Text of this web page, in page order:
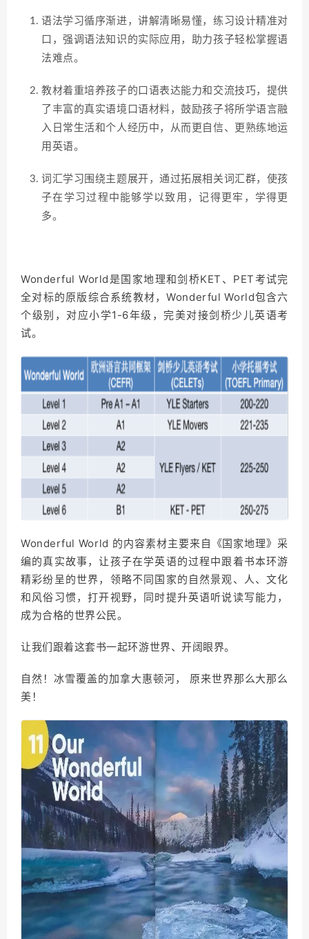
语法学习循序渐进，讲解清晰易懂，练习设计精准对
口，强调语法知识的实际应用，助力孩子轻松掌握语
法难点。
教材着重培养孩子的口语表达能力和交流技巧，提供
了丰富的真实语境口语材料，鼓励孩子将所学语言融
入日常生活和个人经历中，从而更自信、更熟练地运
用英语。
词汇学习围绕主题展开，通过拓展相关词汇群，使孩
子在学习过程中能够学以致用，记得更牢，学得更
多。
Wonderful World是国家地理和剑桥KET、PET考试完
全对标的原版综合系统教材，Wonderful World包含六
个级别，对应小学1-6年级，完美对接剑桥少儿英语考
试。
Wonderful World 的内容素材主要来自《国家地理》采
编的真实故事，让孩子在学英语的过程中跟着书本环游
精彩纷呈的世界，领略不同国家的自然景观、人、文化
和风俗习惯，打开视野，同时提升英语听说读写能力，
成为合格的世界公民。
让我们跟着这套书一起环游世界、开阔眼界。
自然！冰雪覆盖的加拿大惠顿河， 原来世界那么大那么
美！